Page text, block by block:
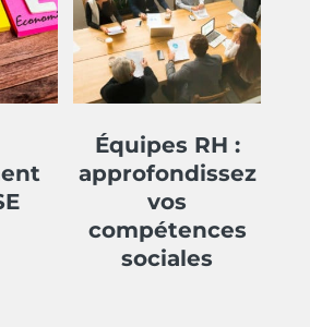
Équipes RH :
approfondissez
vos
compétences
sociales